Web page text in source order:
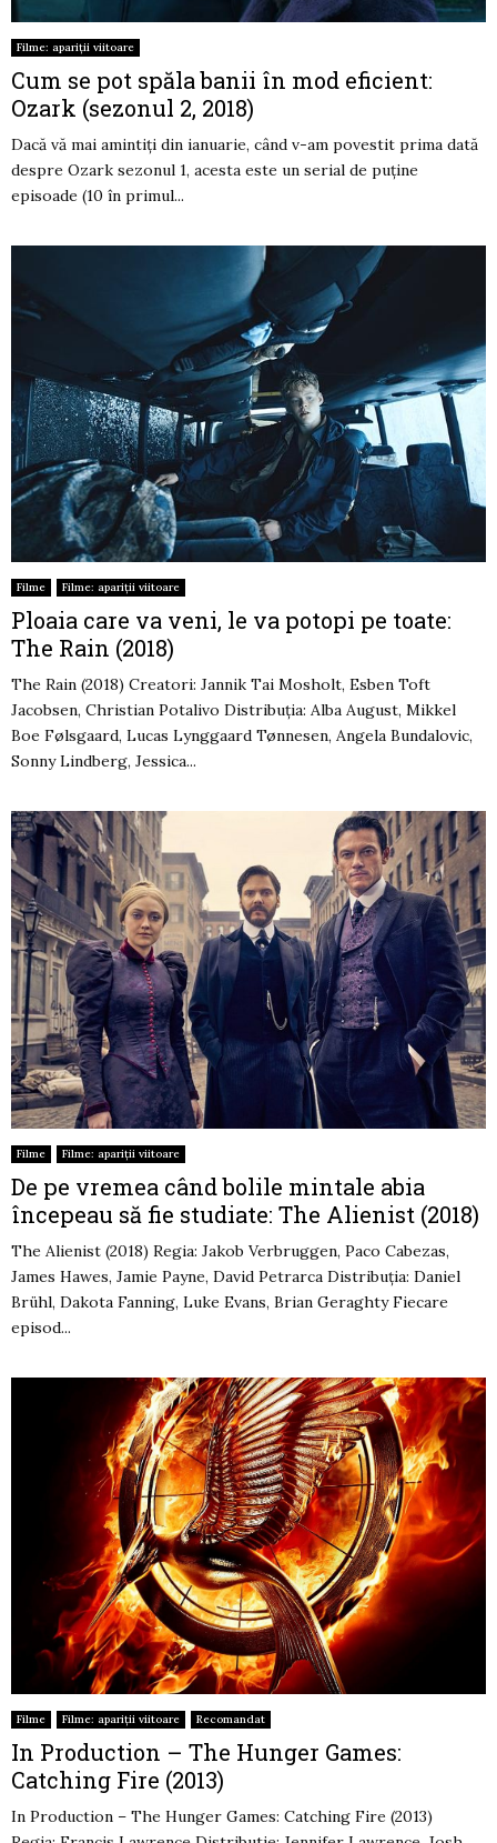
Filme: apariții viitoare
Cum se pot spăla banii în mod eficient:
Ozark (sezonul 2, 2018)
Dacă vă mai amintiți din ianuarie, când v-am povestit prima dată
despre Ozark sezonul 1, acesta este un serial de puține
episoade (10 în primul...
Filme Filme: apariții viitoare
Ploaia care va veni, le va potopi pe toate:
The Rain (2018)
The Rain (2018) Creatori: Jannik Tai Mosholt, Esben Toft
Jacobsen, Christian Potalivo Distribuția: Alba August, Mikkel
Boe Følsgaard, Lucas Lynggaard Tønnesen, Angela Bundalovic,
Sonny Lindberg, Jessica...
Filme Filme: apariții viitoare
De pe vremea când bolile mintale abia
începeau să fie studiate: The Alienist (2018)
The Alienist (2018) Regia: Jakob Verbruggen, Paco Cabezas,
James Hawes, Jamie Payne, David Petrarca Distribuția: Daniel
Brühl, Dakota Fanning, Luke Evans, Brian Geraghty Fiecare
episod...
Filme Filme: apariții viitoare Recomandat
In Production – The Hunger Games:
Catching Fire (2013)
In Production – The Hunger Games: Catching Fire (2013)